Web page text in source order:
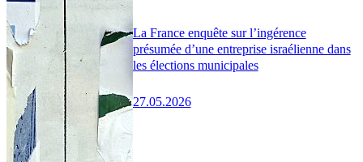
La France enquête sur l’ingérence
présumée d’une entreprise israélienne dans
les élections municipales
27.05.2026